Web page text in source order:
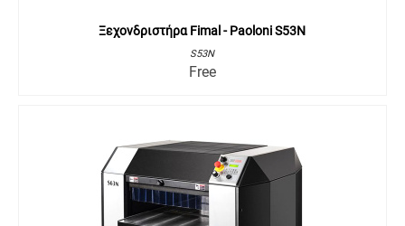
Ξεχονδριστήρα Fimal - Paoloni S53N
S53N
Free